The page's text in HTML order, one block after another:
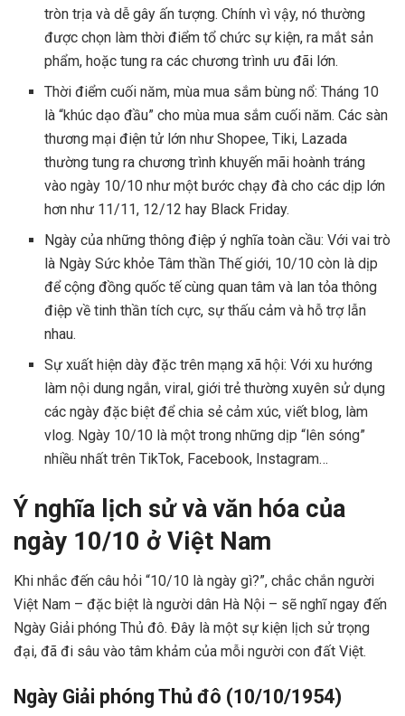
tròn trịa và dễ gây ấn tượng. Chính vì vậy, nó thường
được chọn làm thời điểm tổ chức sự kiện, ra mắt sản
phẩm, hoặc tung ra các chương trình ưu đãi lớn.
Thời điểm cuối năm, mùa mua sắm bùng nổ: Tháng 10
là “khúc dạo đầu” cho mùa mua sắm cuối năm. Các sàn
thương mại điện tử lớn như Shopee, Tiki, Lazada
thường tung ra chương trình khuyến mãi hoành tráng
vào ngày 10/10 như một bước chạy đà cho các dịp lớn
hơn như 11/11, 12/12 hay Black Friday.
Ngày của những thông điệp ý nghĩa toàn cầu: Với vai trò
là Ngày Sức khỏe Tâm thần Thế giới, 10/10 còn là dịp
để cộng đồng quốc tế cùng quan tâm và lan tỏa thông
điệp về tinh thần tích cực, sự thấu cảm và hỗ trợ lẫn
nhau.
Sự xuất hiện dày đặc trên mạng xã hội: Với xu hướng
làm nội dung ngắn, viral, giới trẻ thường xuyên sử dụng
các ngày đặc biệt để chia sẻ cảm xúc, viết blog, làm
vlog. Ngày 10/10 là một trong những dịp “lên sóng”
nhiều nhất trên TikTok, Facebook, Instagram…
Ý nghĩa lịch sử và văn hóa của
ngày 10/10 ở Việt Nam
Khi nhắc đến câu hỏi “10/10 là ngày gì?”, chắc chắn người
Việt Nam – đặc biệt là người dân Hà Nội – sẽ nghĩ ngay đến
Ngày Giải phóng Thủ đô. Đây là một sự kiện lịch sử trọng
đại, đã đi sâu vào tâm khảm của mỗi người con đất Việt.
Ngày Giải phóng Thủ đô (10/10/1954)